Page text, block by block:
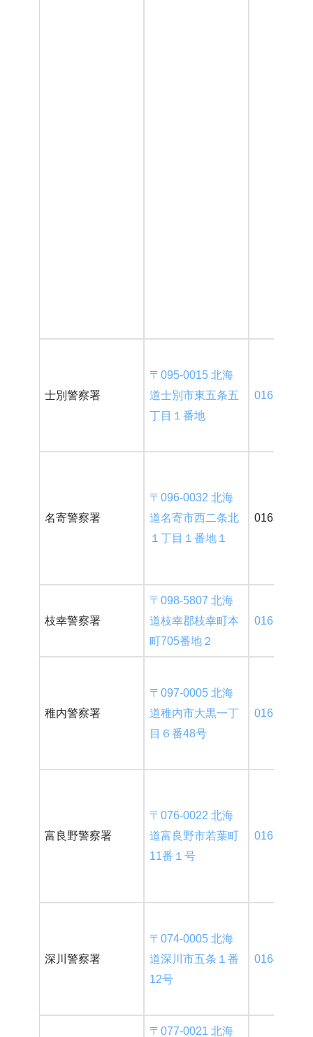
士別警察署
〒095-0015 北海
道士別市東五条五
丁目１番地
0165-23-
名寄警察署
〒096-0032 北海
道名寄市西二条北
１丁目１番地１
01654-2-
枝幸警察署
〒098-5807 北海
道枝幸郡枝幸町本
町705番地２
0163-62-
稚内警察署
〒097-0005 北海
道稚内市大黒一丁
目６番48号
0162-24-
富良野警察署
〒076-0022 北海
道富良野市若葉町
11番１号
0167-22-
深川警察署
〒074-0005 北海
道深川市五条１番
12号
0164-23-
〒077-0021 北海